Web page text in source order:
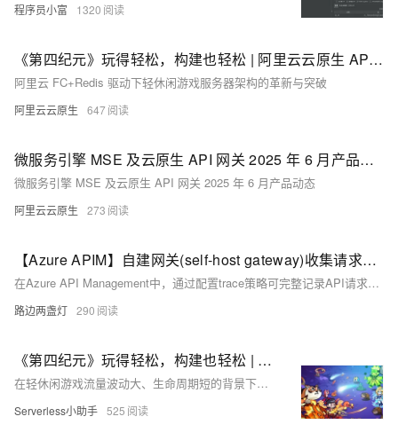
程序员小富 1320
《第四纪元》玩得轻松，构建也轻松 | 阿里云云原生 API 网关、函数计算助力 IGame 快速构建轻休闲游戏
阿里云 FC+Redis 驱动下轻休闲游戏服务器架构的革新与突破
阿里云云原生 647
微服务引擎 MSE 及云原生 API 网关 2025 年 6 月产品动态
微服务引擎 MSE 及云原生 API 网关 2025 年 6 月产品动态
阿里云云原生 273
【Azure APIM】自建网关(self-host gateway)收集请求的Header和Body内容到日志中的办法
在Azure API Management中，通过配置trace策略可完整记录API请求的Header和Body信息。在Inbound和Outbound策略中分别使用context.Request/Response.Headers和Body.As&lt;string&gt;方法捕获数据，并写入Trace日志，便于排查与审计。
路边两盏灯 290
《第四纪元》玩得轻松，构建也轻松 | 阿里云云原生 API 网关、函数计算助力 IGame 快速构建轻休闲游戏
在轻休闲游戏流量波动大、生命周期短的背景下，传统架构难以应对成本与扩展挑战。本文介绍了基于阿里云函数计算 FC 和 Redis 构建的新一代服务器架构，实现弹性伸缩、成本优化与高效运维，助力轻休闲游戏快速迭代与稳定运营，提升开发效率并降低运维复杂度。
Serverless小助手 525